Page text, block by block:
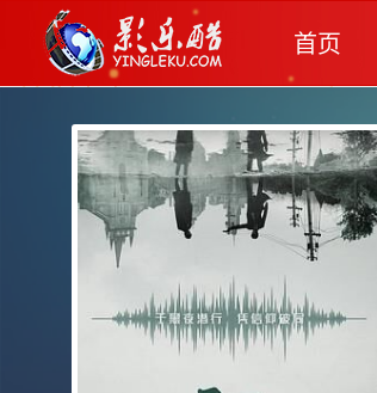
首页